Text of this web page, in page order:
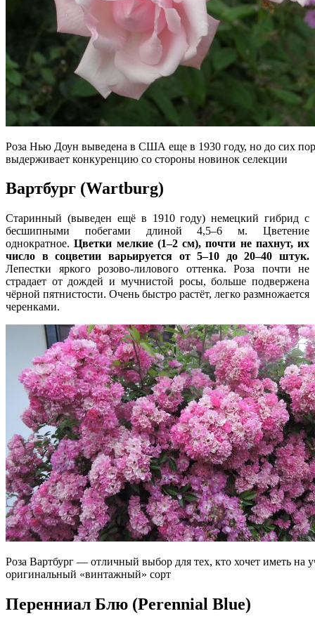
Роза Нью Доун выведена в США еще в 1930 году, но до сих
выдерживает конкуренцию со стороны новинок селекции
Вартбург (Wartburg)
Старинный (выведен ещё в 1910 году) немецкий гибрид с
бесшипными побегами длиной 4,5–6 м. Цветение
однократное.Цветки мелкие (1–2 см), почти не пахнут, их
число в соцветии варьируется от 5–10 до 20–40 штук.
Лепестки яркого розово-лилового оттенка. Роза почти не
страдает от дождей и мучнистой росы, больше подвержена
чёрной пятнистости. Очень быстро растёт, легко размножается
черенками.
Роза Вартбург — отличный выбор для тех, кто хочет иметь на
оригинальный «винтажный» сорт
Перенниал Блю (Perennial Blue)